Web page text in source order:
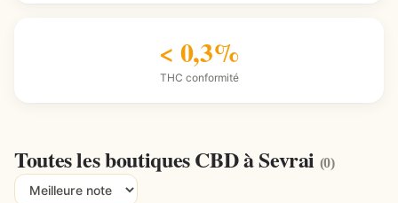
< 0,3%
THC conformité
Toutes les boutiques CBD à Sevrai (0)